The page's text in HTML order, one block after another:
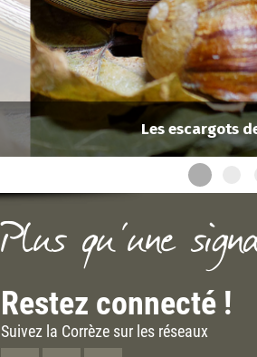
Les escargots
Plus qu'une
Restez connecté !
Suivez la Corrèze sur les réseaux